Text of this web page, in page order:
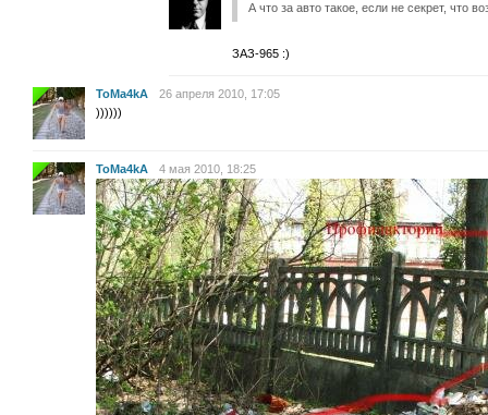
А что за авто такое, если не секрет, что
ЗАЗ-965 :)
ToMa4kA
26 апреля 2010, 17:05
))))))
ToMa4kA 4 мая 2010, 18:25